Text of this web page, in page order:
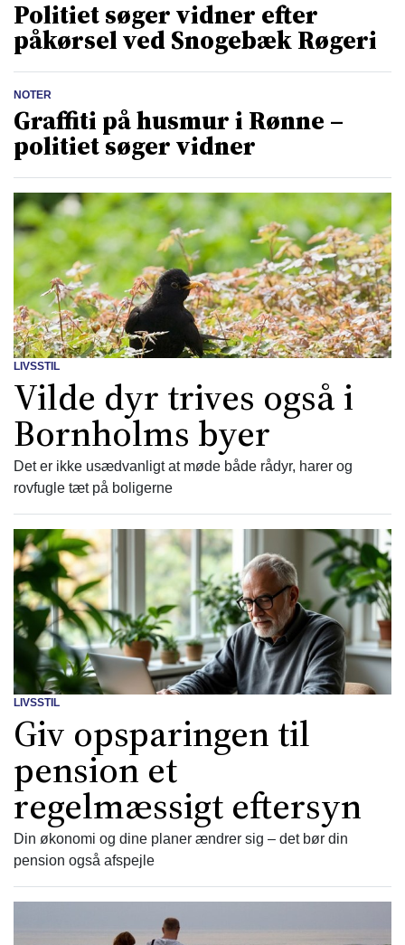
Politiet søger vidner efter
påkørsel ved Snogebæk Røgeri
NOTER
Graffiti på husmur i Rønne –
politiet søger vidner
LIVSSTIL
Vilde dyr trives også i
Bornholms byer
Det er ikke usædvanligt at møde både rådyr, harer og
rovfugle tæt på boligerne
LIVSSTIL
Giv opsparingen til
pension et
regelmæssigt eftersyn
Din økonomi og dine planer ændrer sig – det bør din
pension også afspejle